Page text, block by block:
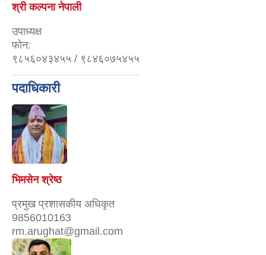
श्री कल्पना नेपाली
उपाध्यक्ष
फोन:
९८५६०४३४५५ / ९८४६०७५४५५
पदाधिकारी
भिमसेन श्रेष्ठ
प्रमुख प्रशासकीय अधिकृत
9856010163
rm.arughat@gmail.com